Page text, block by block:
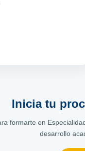
Inicia tu
formarte en
desarrollo